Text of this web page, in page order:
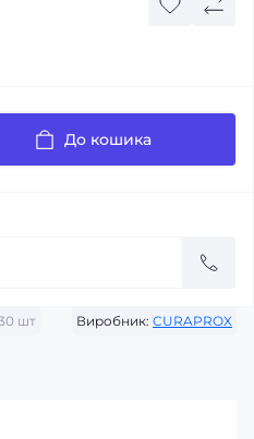
шт Виробник: CURAPROX
До кошика